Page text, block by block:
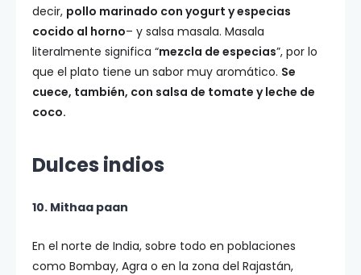
decir, pollo marinado con yogurt y especias
cocido al horno– y salsa masala. Masala
literalmente significa “mezcla de especias”, por lo
que el plato tiene un sabor muy aromático. Se
cuece, también, con salsa de tomate y leche de
coco.
Dulces indios
10. Mithaa paan
En el norte de India, sobre todo en poblaciones
como Bombay, Agra o en la zona del Rajastán,